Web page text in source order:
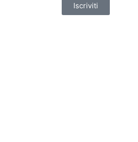
Iscriviti